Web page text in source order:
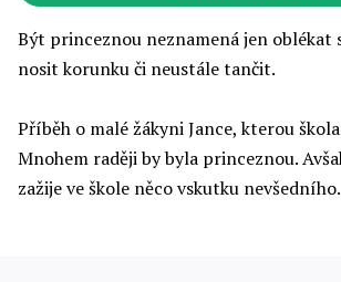
Být princeznou neznamená jen oblékat
nosit korunku či neustále tančit.
Příběh o malé žákyni Jance, kterou
Mnohem raději by byla princeznou.
zažije ve škole něco vskutku nevšedního.